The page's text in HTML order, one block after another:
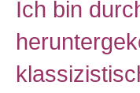
Ich bin